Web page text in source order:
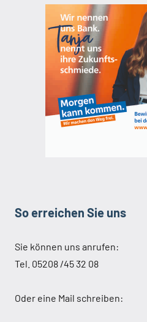
So erreichen Sie uns
Sie können uns anrufen:
Tel. 05208 /45 32 08
Oder eine Mail schreiben: